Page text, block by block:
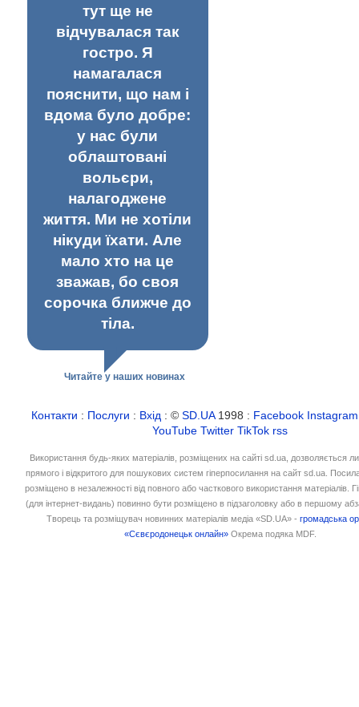
тут ще не
відчувалася так
гостро. Я
намагалася
пояснити, що нам і
вдома було добре:
у нас були
облаштовані
вольєри,
налагоджене
життя. Ми не хотіли
нікуди їхати. Але
мало хто на це
зважав, бо своя
сорочка ближче до
тіла.
Читайте у наших новинах
Контакти : Послуги : Вхід : ©SD.UA1998 : Facebook Instagram
YouTube Twitter TikTok rss
Використання будь-яких матеріалів, розміщених на сайті sd.ua, дозволяється
прямого і відкритого для пошукових систем гіперпосилання на сайт sd.ua.
розміщено в незалежності від повного або часткового використання матеріалів.
(для інтернет-видань) повинно бути розміщено в підзаголовку або в першому
Творець та розміщувач новинних матеріалів медіа «SD.UA» -громадська
«Сєвєродонецьк онлайн» Окрема подяка MDF.